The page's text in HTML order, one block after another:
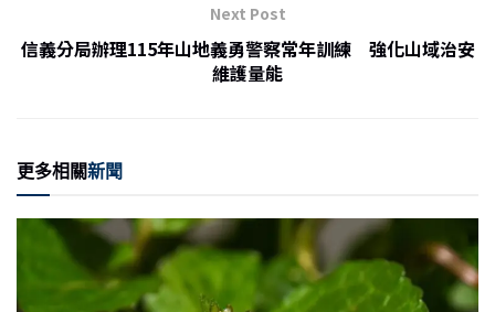
o
k
Next Post
信義分局辦理115年山地義勇警察常年訓練 強化山域治安
維護量能
更多相關新聞